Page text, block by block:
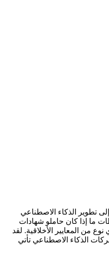
تطوير الذكاء الاصطناعي
ما إذا كان حاملو شهادات
من المعايير الأخلاقية. لقد
الذكاء الاصطناعي تأتي